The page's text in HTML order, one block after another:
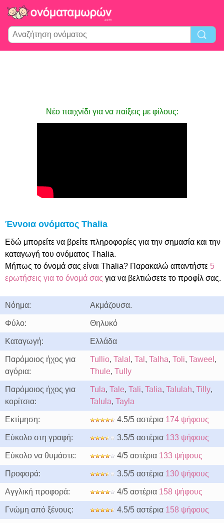
Νέο παιχνίδι για να παίξεις με φίλους:
Έννοια ονόματος Thalia
Εδώ μπορείτε να βρείτε πληροφορίες για την σημασία και την
καταγωγή του ονόματος Thalia.
Μήπως το όνομά σας είναι Thalia? Παρακαλώ απαντήστε 5
ερωτήσεις για το όνομά σας για να βελτιώσετε το προφίλ σας.
Νόημα: Ακμάζουσα.
Φύλο: Θηλυκό
Καταγωγή: Ελλάδα
Παρόμοιος ήχος για
αγόρια:
Tullio, Talal , Tal , Talha, Toli, Taweel ,
Thule, Tully
Παρόμοιος ήχος για
κορίτσια:
Tula, Tale, Tali, Talia, Talulah, Tilly,
Talula, Tayla
Εκτίμηση: 4.5/5 αστέρια 174 ψήφους
Εύκολο στη γραφή: 3.5/5 αστέρια 133 ψήφους
Εύκολο να θυμάστε: 4/5 αστέρια 133 ψήφους
Προφορά: 3.5/5 αστέρια 130 ψήφους
Αγγλική προφορά: 4/5 αστέρια 158 ψήφους
Γνώμη από ξένους: 4.5/5 αστέρια 158 ψήφους